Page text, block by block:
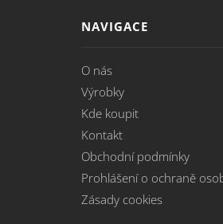
NAVIGACE
O nás
Výrobky
Kde koupit
Kontakt
Obchodní podmínky
Prohlášení o ochraně
Zásady cookies